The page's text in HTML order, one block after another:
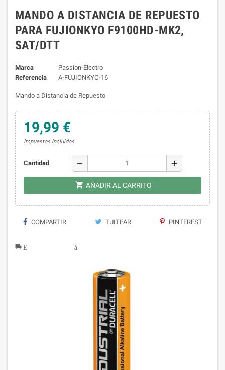
MANDO A DISTANCIA DE REPUESTO
PARA FUJIONKYO F9100HD-MK2,
SAT/DTT
Marca
Passion-Electro
Referencia
A-FUJIONKYO-16
Mando a Distancia de Repuesto
19,99 €
Impuestos incluidos
Cantidad remove add
 AÑADIR AL CARRITO
COMPARTIR TUITEAR PINTEREST
local_shipping Entrega rápida